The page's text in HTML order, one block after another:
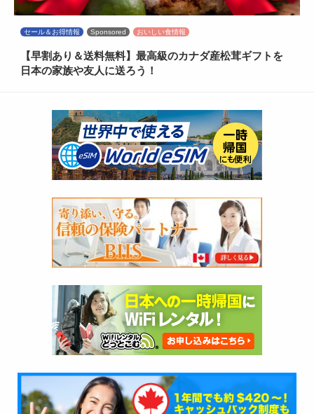
セール＆お得情報 Sponsored おいしい食情報
【早割あり＆送料無料】最高級のカナダ産松茸ギフトを
日本の家族や友人に送ろう！